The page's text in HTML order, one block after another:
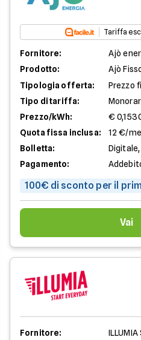
Tariffa
Fornitore:
Ajò
Prodotto:
Ajò
Tipologia offerta:
Prezzo
Tipo di tariffa:
Prezzo/kWh:
€
Quota fissa inclusa:
12 €/
Bolletta:
Pagamento:
100€ di sconto per il
Vai
Fornitore:
ILLUMIA